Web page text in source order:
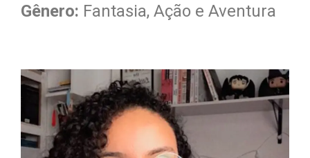
Gênero: Fantasia, Ação e Aventura